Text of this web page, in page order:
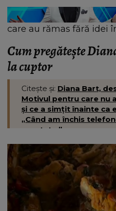
care au rămas fără idei
Cum pregătește
la cuptor
Citește și: Diana Bart,
Motivul pentru care nu
și ce a simțit înainte ca
„Când am închis
greutate.”